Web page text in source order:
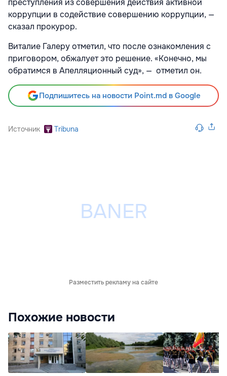
коррупции в содействие совершению коррупции, —
сказал прокурор.
Виталие Галеру отметил, что после ознакомления с
приговором, обжалует это решение. «Конечно, мы
обратимся в Апелляционный суд», — отметил он.
Подпишитесь на новости Point.md в Google
Источник Tribuna
Разместить рекламу на сайте
Похожие новости